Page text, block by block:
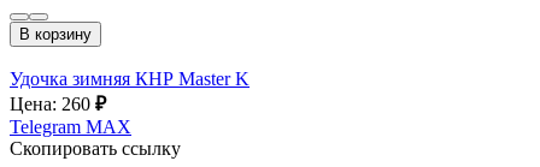
В корзину
Удочка зимняя КНР Master K
Цена: 260 ₽
Telegram MAX
Скопировать ссылку